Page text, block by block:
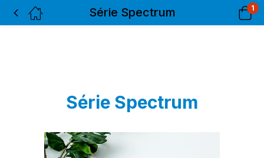
Série Spectrum 1
Série Spectrum